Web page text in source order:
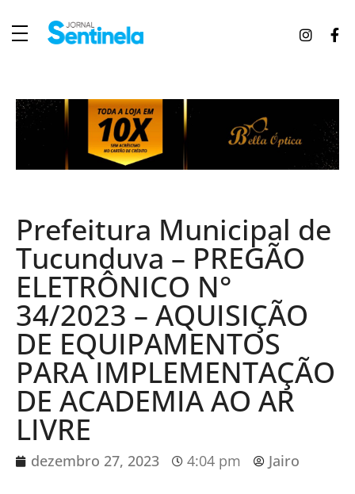
Prefeitura Municipal de
Tucunduva – PREGÃO
ELETRÔNICO N°
34/2023 – AQUISIÇÃO
DE EQUIPAMENTOS
PARA IMPLEMENTAÇÃO
DE ACADEMIA AO AR
LIVRE
dezembro 27, 2023 4:04 pm Jairo